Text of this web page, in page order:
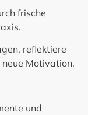
frische
reflektiere
Motivation.
und